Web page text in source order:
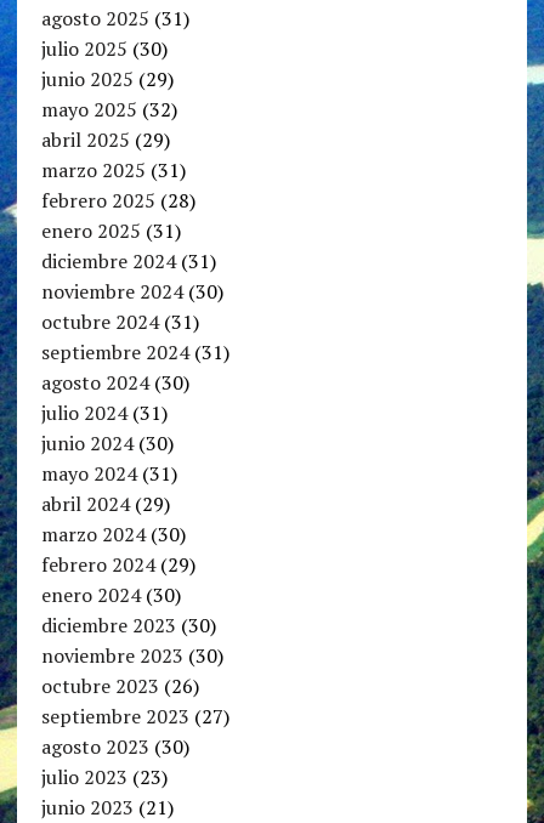
agosto 2025 (31)
julio 2025 (30)
junio 2025 (29)
mayo 2025 (32)
abril 2025 (29)
marzo 2025 (31)
febrero 2025 (28)
enero 2025 (31)
diciembre 2024(31)
noviembre 2024(30)
octubre 2024(31)
septiembre 2024(31)
agosto 2024(30)
julio 2024(31)
junio 2024(30)
mayo 2024(31)
abril 2024(29)
marzo 2024(30)
febrero 2024(29)
enero 2024(30)
diciembre 2023 (30)
noviembre 2023 (30)
octubre 2023 (26)
septiembre 2023 (27)
agosto 2023 (30)
julio 2023 (23)
junio 2023 (21)